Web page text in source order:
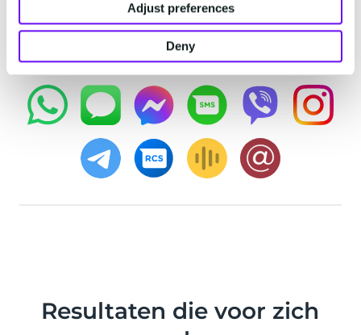
Adjust preferences
Deny
VOICE, MESSAGING & AI VOLLEDIG
EIGENDOM EN BEHEERD
Resultaten die voor zich